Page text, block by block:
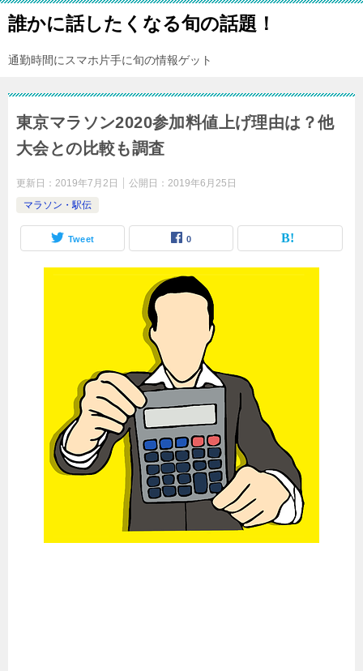
誰かに話したくなる旬の話題！
通勤時間にスマホ片手に旬の情報ゲット
東京マラソン2020参加料値上げ理由は？他
大会との比較も調査
更新日： 2019年7月2日 公開日： 2019年6月25日
マラソン・駅伝
Tweet 0